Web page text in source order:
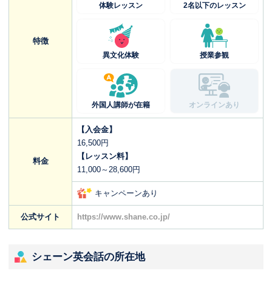
特徴
体験レッスン 2名以下のレッスン
異文化体験 授業参観
外国人講師が在籍 オンラインあり
料金
【入会金】
16,500円
【レッスン料】
11,000～28,600円
キャンペーンあり
公式サイト https://www.shane.co.jp/
シェーン英会話の所在地